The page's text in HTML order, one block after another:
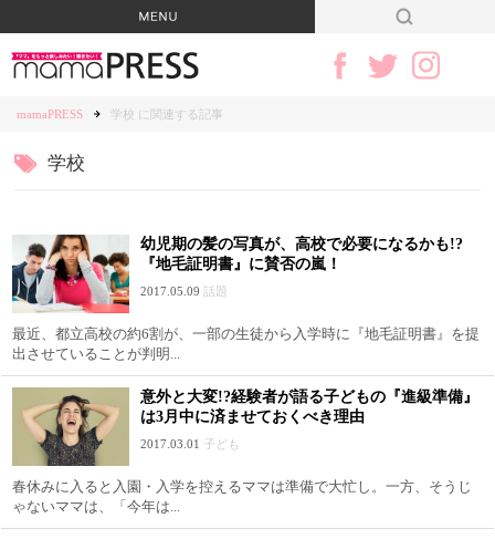
mamaPRESS 学校 に関連する記事
学校
幼児期の髪の写真が、高校で必要になるかも!?
『地毛証明書』に賛否の嵐！
2017.05.09 話題
最近、都立高校の約6割が、一部の生徒から入学時に『地毛証明書』を提
出させていることが判明...
意外と大変!?経験者が語る子どもの『進級準備』
は3月中に済ませておくべき理由
2017.03.01 子ども
春休みに入ると入園・入学を控えるママは準備で大忙し。一方、そうじ
ゃないママは、「今年は...